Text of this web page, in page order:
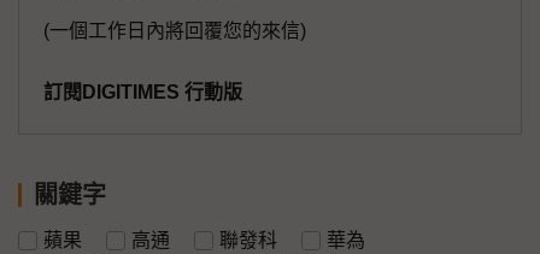
(一個工作日內將回覆您的來信)
訂閱DIGITIMES 行動版
關鍵字
蘋果 高通 聯發科
華為